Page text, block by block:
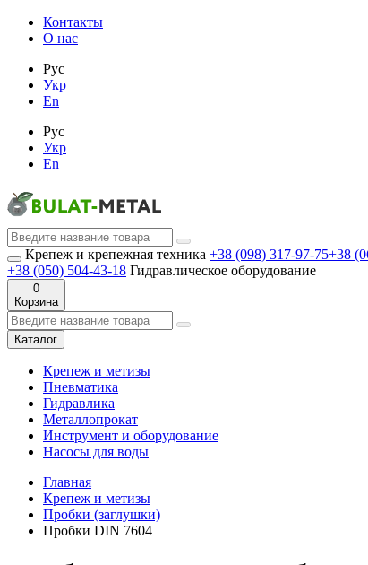
Контакты
О нас
Рус
Укр
En
Рус
Укр
En
Крепеж и крепежная техника +38 (098) 317-97-75+38
+38 (050) 504-43-18 Гидравлическое оборудование
0
Корзина
Каталог
Крепеж и метизы
Пневматика
Гидравлика
Металлопрокат
Инструмент и оборудование
Насосы для воды
Главная
Крепеж и метизы
Пробки (заглушки)
Пробки DIN 7604